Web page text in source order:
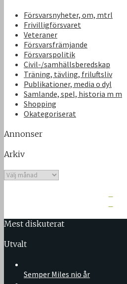
Försvarsnyheter, om, mtrl
Frivilligförsvaret
Veteraner
Försvarsfrämjande
Försvarspolitik
Civil-/samhällsberedskap
Träning, tävling, friluftsliv
Publikationer, media o dyl
Samlande, spel, historia m m
Shopping
Okategoriserat
Annonser
Arkiv
Arkiv
Mest diskuterat
Utvalt
Semper Miles nio år